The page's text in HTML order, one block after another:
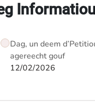
Dag, un deem
agereecht gouf
12/02/2026